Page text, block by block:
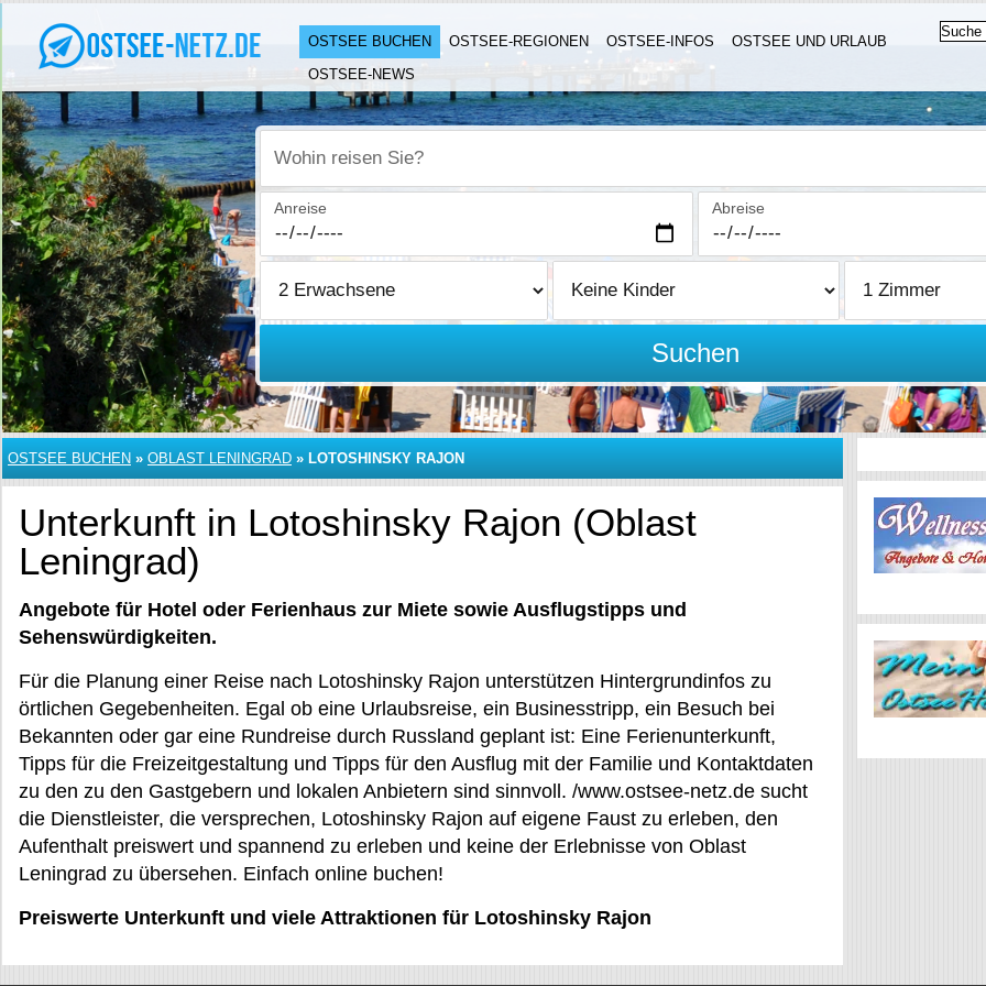
OSTSEE BUCHEN OSTSEE-REGIONEN OSTSEE-INFOS
OSTSEE UND URLAUB
OSTSEE-NEWS
Wohin reisen Sie?
Anreise Abreise
Suchen
OSTSEE BUCHEN » OBLAST LENINGRAD » LOTOSHINSKY RAJON
Unterkunft in Lotoshinsky Rajon (Oblast
Leningrad)
Angebote für Hotel oder Ferienhaus zur Miete sowie Ausflugstipps und
Sehenswürdigkeiten.
Für die Planung einer Reise nach Lotoshinsky Rajon unterstützen Hintergrundinfos zu
örtlichen Gegebenheiten. Egal ob eine Urlaubsreise, ein Businesstripp, ein Besuch bei
Bekannten oder gar eine Rundreise durch Russland geplant ist: Eine Ferienunterkunft,
Tipps für die Freizeitgestaltung und Tipps für den Ausflug mit der Familie und Kontaktdaten
zu den zu den Gastgebern und lokalen Anbietern sind sinnvoll. /www.ostsee-netz.de sucht
die Dienstleister, die versprechen, Lotoshinsky Rajon auf eigene Faust zu erleben, den
Aufenthalt preiswert und spannend zu erleben und keine der Erlebnisse von Oblast
Leningrad zu übersehen. Einfach online buchen!
Preiswerte Unterkunft und viele Attraktionen für Lotoshinsky Rajon